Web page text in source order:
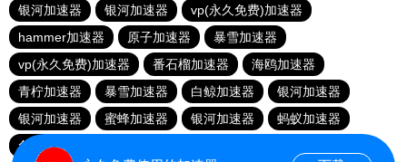
银河加速器
银河加速器
vp(永久免费)加速器
hammer加速器
原子加速器
暴雪加速器
vp(永久免费)加速器
番石榴加速器
海鸥加速器
青柠加速器
暴雪加速器 白鲸加速器
银河加速器
银河加速器
蜜蜂加速器 银河加速器
蚂蚁加速器
免费海外pvn加速器